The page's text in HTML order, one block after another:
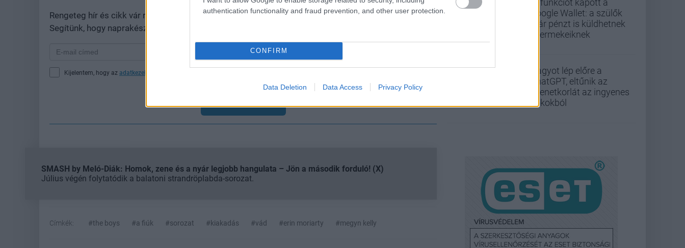
authentication functionality and fraud prevention, and other user protection.
CONFIRM
Data Deletion Data Access Privacy Policy
Rengeteg hír és cikk vár rád, lehet, hogy éppen nem jön szembe GSO-n vagy a social médiában.
Segítünk, hogy naprakész maradj, kiválogatjuk neked a legjobbakat,
Kijelentem, hogy az adatkezelési nyilatkozat
SMASH by Meló-Diák: Homok, zene és a nyár legjobb hangulata – Jön a második forduló! (X)
Július végén folytatódik a balatoni strandröplabda-sorozat.
Címkék: #the boys #a fiúk #sorozat #kiakadás #vád #erin moriarty #megyn kelly
Google Wallet: a szülők
már pénzt is küldhetnek
gyermekeiknek
Nagyot lép előre a
ChatGPT, eltűnik az
üzenetkorlát az ingyenes
fiókokból